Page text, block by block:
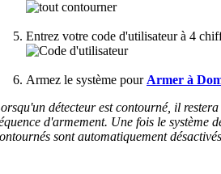
Entrez votre code d'utilisateur à 4
Armez le système pour Armer à
détecteur est contourné, il
d'armement. Une fois le système
sont automatiquement